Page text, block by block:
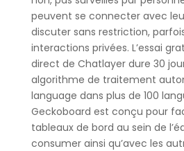
peuvent se connecter avec
discuter sans restriction,
interactions privées. L’essai
direct de Chatlayer dure 30
algorithme de traitement
language dans plus de 100
Geckoboard est conçu pour
tableaux de bord au sein de
consumer ainsi qu’avec les